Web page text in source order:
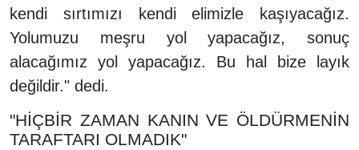
kendi sırtımızı kendi elimizle kaşıyacağız.
Yolumuzu meşru yol yapacağız, sonuç
alacağımız yol yapacağız. Bu hal bize layık
değildir." dedi.
"HİÇBİR ZAMAN KANIN VE ÖLDÜRMENİN
TARAFTARI OLMADIK"